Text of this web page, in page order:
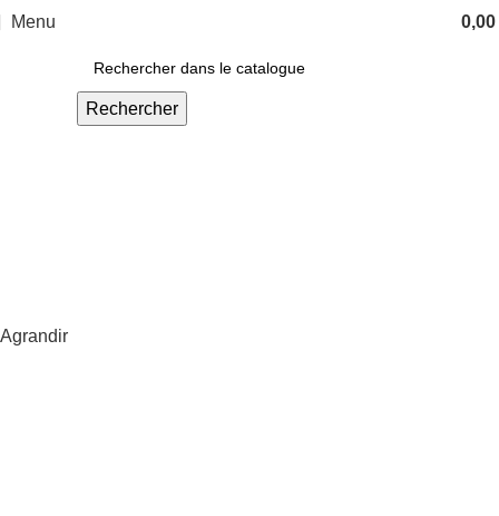
Menu 0,00
Rechercher
Agrandir